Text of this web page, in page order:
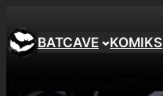
BATCAVE KOMIKS